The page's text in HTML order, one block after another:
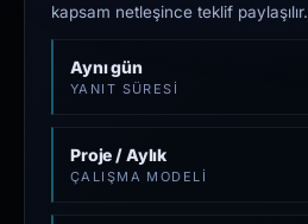
kapsam netleşince teklif paylaşılır.
Aynı gün
YANIT SÜRESI
Proje / Aylık
ÇALIŞMA MODELI